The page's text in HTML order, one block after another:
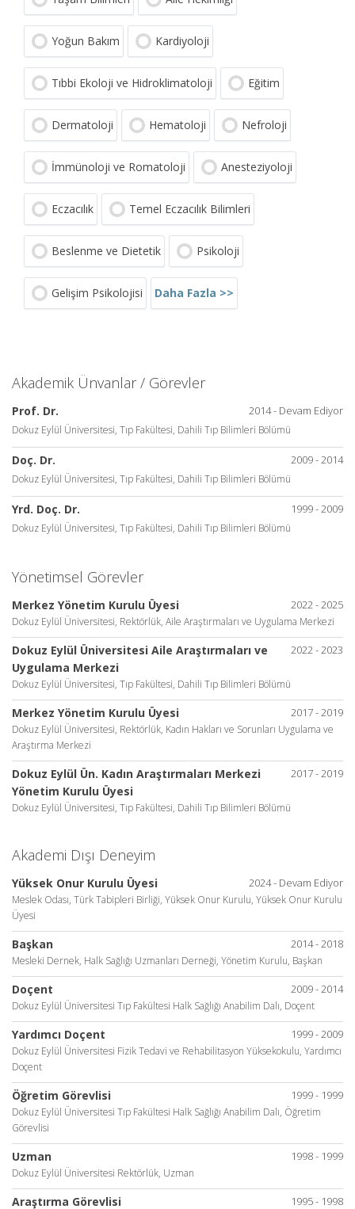
Yoğun Bakım Kardiyoloji
Tıbbi Ekoloji ve Hidroklimatoloji Eğitim
Dermatoloji Hematoloji Nefroloji
İmmünoloji ve Romatoloji Anesteziyoloji
Eczacılık Temel Eczacılık Bilimleri
Beslenme ve Dietetik Psikoloji
Gelişim Psikolojisi Daha Fazla >>
Akademik Ünvanlar / Görevler
2014 - Devam Ediyor
Prof. Dr.
Dokuz Eylül Üniversitesi, Tıp Fakültesi, Dahili Tıp Bilimleri Bölümü
2009 - 2014
Doç. Dr.
Dokuz Eylül Üniversitesi, Tıp Fakültesi, Dahili Tıp Bilimleri Bölümü
1999 - 2009
Yrd. Doç. Dr.
Dokuz Eylül Üniversitesi, Tıp Fakültesi, Dahili Tıp Bilimleri Bölümü
Yönetimsel Görevler
2022 - 2025
Merkez Yönetim Kurulu Üyesi
Dokuz Eylül Üniversitesi, Rektörlük, Aile Araştırmaları ve Uygulama Merkezi
2022 - 2023
Dokuz Eylül Üniversitesi Aile Araştırmaları ve
Uygulama Merkezi
Dokuz Eylül Üniversitesi, Tıp Fakültesi, Dahili Tıp Bilimleri Bölümü
2017 - 2019
Merkez Yönetim Kurulu Üyesi
Dokuz Eylül Üniversitesi, Rektörlük, Kadın Hakları ve Sorunları Uygulama ve
Araştırma Merkezi
2017 - 2019
Dokuz Eylül Ün. Kadın Araştırmaları Merkezi
Yönetim Kurulu Üyesi
Dokuz Eylül Üniversitesi, Tıp Fakültesi, Dahili Tıp Bilimleri Bölümü
Akademi Dışı Deneyim
2024 - Devam Ediyor
Yüksek Onur Kurulu Üyesi
Meslek Odası, Türk Tabipleri Birliği, Yüksek Onur Kurulu, Yüksek Onur Kurulu
Üyesi
2014 - 2018
Başkan
Mesleki Dernek, Halk Sağlığı Uzmanları Derneği, Yönetim Kurulu, Başkan
2009 - 2014
Doçent
Dokuz Eylül Üniversitesi Tıp Fakültesi Halk Sağlığı Anabilim Dalı, Doçent
1999 - 2009
Yardımcı Doçent
Dokuz Eylül Üniversitesi Fizik Tedavi ve Rehabilitasyon Yüksekokulu, Yardımcı
Doçent
1999 - 1999
Öğretim Görevlisi
Dokuz Eylül Üniversitesi Tıp Fakültesi Halk Sağlığı Anabilim Dalı, Öğretim
Görevlisi
1998 - 1999
Uzman
Dokuz Eylül Üniversitesi Rektörlük, Uzman
1995 - 1998
Araştırma Görevlisi